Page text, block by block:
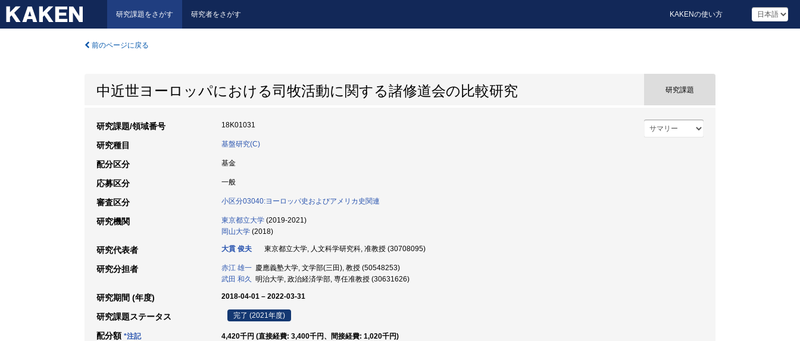
研究課題をさがす 研究者をさがす KAKENの使い方
前のページに戻る
中近世ヨーロッパにおける司牧活動に関する諸修道会の比較研究 研究課題
研究課題/領域番号 18K01031
研究種目 基盤研究(C)
配分区分 基金
応募区分 一般
審査区分 小区分03040:ヨーロッパ史およびアメリカ史関連
研究機関 東京都立大学 (2019-2021)
岡山大学 (2018)
研究代表者 大貫 俊夫 東京都立大学, 人文科学研究科, 准教授 (30708095)
研究分担者 赤江 雄一 慶應義塾大学, 文学部(三田), 教授 (50548253)
武田 和久 明治大学, 政治経済学部, 専任准教授 (30631626)
研究期間 (年度) 2018-04-01 – 2022-03-31
研究課題ステータス 完了 (2021年度)
配分額 *注記
4,420千円 (直接経費: 3,400千円、間接経費: 1,020千円)